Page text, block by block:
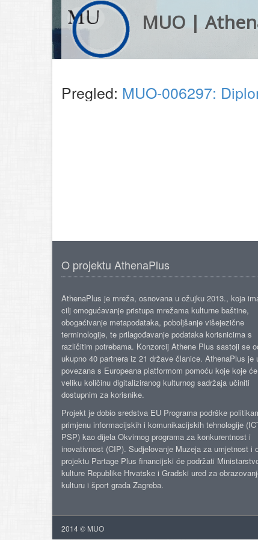
MUO |
Pregled: MUO-006297:
O projektu AthenaPlus
AthenaPlus je mreža, osnovana u ožujku 2013., koja
cilj omogućavanje pristupa mrežama kulturne baštine,
obogaćivanje metapodataka, poboljšanje višejezične
terminologije, te prilagođavanje podataka korisnicima s
različitim potrebama. Konzorcij Athene Plus sastoji se
ukupno 40 partnera iz 21 države članice. AthenaPlus je
povezana s Europeana platformom pomoću koje koje će
veliku količinu digitaliziranog kulturnog sadržaja učiniti
dostupnim za korisnike.
Projekt je dobio sredstva EU Programa podrške
primjenu informacijskih i komunikacijskih tehnologije
PSP) kao dijela Okvirnog programa za konkurentnost i
inovativnost (CIP). Sudjelovanje Muzeja za umjetnost i
projektu Partage Plus financijski će podržati
kulture Republike Hrvatske i Gradski ured za
kulturu i šport grada Zagreba.
2014 © MUO